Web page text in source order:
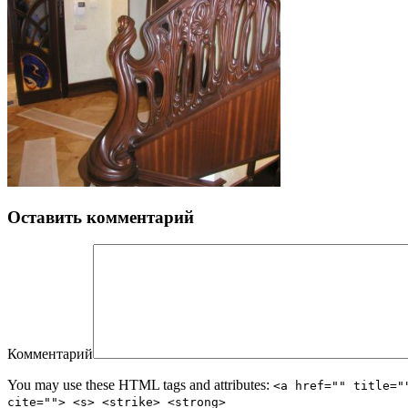
Оставить комментарий
Комментарий
You may use these HTML tags and attributes: <a href=""
cite=""> <s> <strike> <strong>